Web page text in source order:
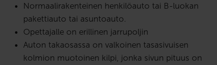
Normaalirakenteinen henkilöauto tai B-luokan
pakettiauto tai asuntoauto.
Opettajalle on erillinen jarrupoljin
Auton takaosassa on valkoinen tasasivuisen
kolmion muotoinen kilpi, jonka sivun pituus on